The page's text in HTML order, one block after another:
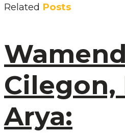
Related Posts
Cilegon,
Arya: